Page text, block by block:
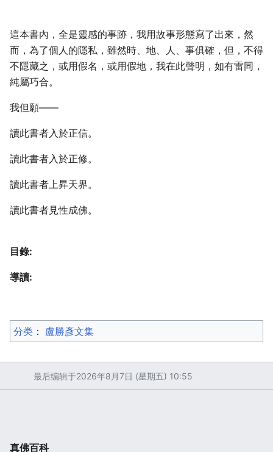
這本書內，全是靈感的事跡，我用故事形態寫了出來，然
而，為了個人的隱私，雖然時、地、人、事俱確，但，不得
不隱藏之，或用假名，或用假地，我在此聲明，如有雷同，
純屬巧合。
我但願——
讀此書者入於正信。
讀此書者入於正修。
讀此書者上昇天界。
讀此書者見性成佛。
目錄:
導讀:
分类 ：​ 盧勝彥文集
最后编辑于2026年8月7日 (星期五) 10:55
真佛百科